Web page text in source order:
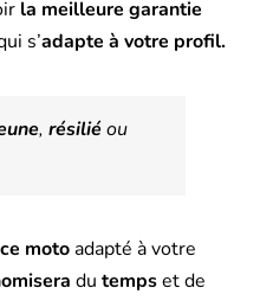
la meilleure garantie
s’adapte à votre profil.
, résiliéou
motoadapté à votre
du tempset de